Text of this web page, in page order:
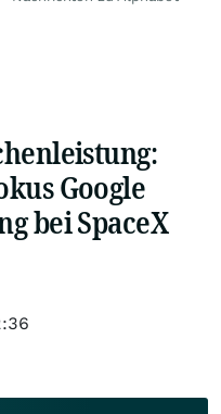
Google
bei SpaceX